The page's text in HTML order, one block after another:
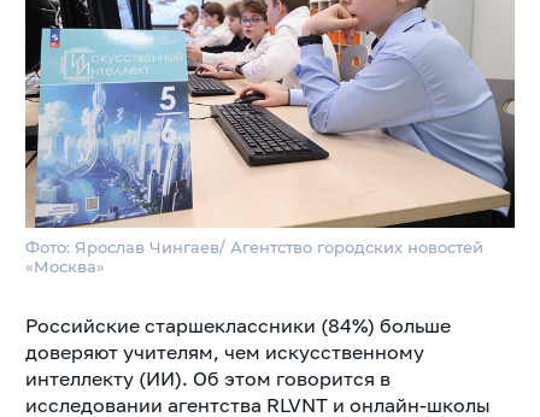
Фото: Ярослав Чингаев/ Агентство городских новостей
«Москва»
Российские старшеклассники (84%) больше
доверяют учителям, чем искусственному
интеллекту (ИИ). Об этом говорится в
исследовании агентства RLVNT и онлайн-школы